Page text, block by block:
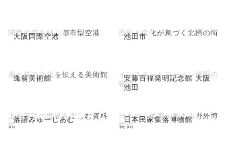
大阪国際空港
関西の空を結ぶ都市型空港 池田市
歴史と文化が息づく北摂の街
逸翁美術館
美と茶の文化を伝える美術館
安藤百福発明記念館 大阪
池田
インスタントラーメン発明の
物語
落語みゅーじあむ
上方落語の世界を楽しむ資料
館
日本民家集落博物館
日本の古民家が集まる野外博
物館